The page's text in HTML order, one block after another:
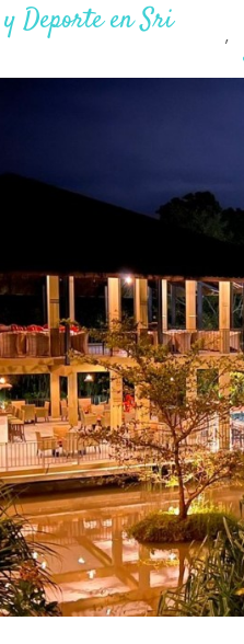
Deporte en Sri
,